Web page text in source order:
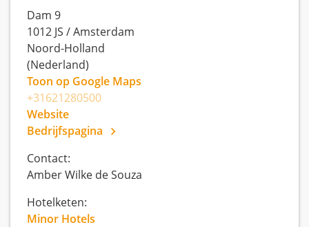
Dam 9
1012 JS /Amsterdam
Noord-Holland
(Nederland)
Toon op Google Maps
+31621280500
Website
Bedrijfspagina
Contact:
Amber Wilke de Souza
Hotelketen:
Minor Hotels